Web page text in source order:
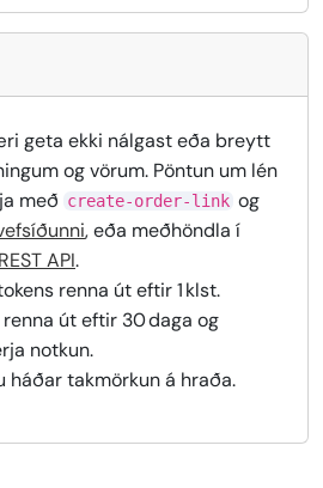
geta ekki nálgast eða breytt
og vörum. Pöntun um lén
með create-order-link og
, eða meðhöndla í
REST API.
renna út eftir 1 klst.
út eftir 30 daga og
notkun.
háðar takmörkun á hraða.